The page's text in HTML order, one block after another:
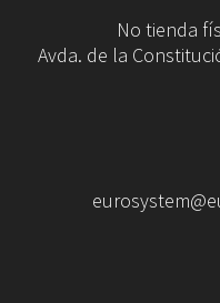
No tienda
Avda. de la